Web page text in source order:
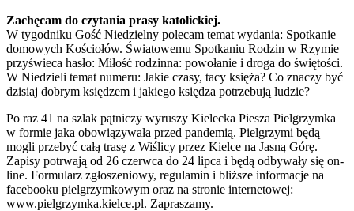
Zachęcam do czytania prasy katolickiej.
W tygodniku Gość Niedzielny polecam temat wydania: Spotkanie
domowych Kościołów. Światowemu Spotkaniu Rodzin w Rzymie
przyświeca hasło: Miłość rodzinna: powołanie i droga do świętości.
W Niedzieli temat numeru: Jakie czasy, tacy księża? Co znaczy być
dzisiaj dobrym księdzem i jakiego księdza potrzebują ludzie?
Po raz 41 na szlak pątniczy wyruszy Kielecka Piesza Pielgrzymka
w formie jaka obowiązywała przed pandemią. Pielgrzymi będą
mogli przebyć całą trasę z Wiślicy przez Kielce na Jasną Górę.
Zapisy potrwają od 26 czerwca do 24 lipca i będą odbywały się on-
line. Formularz zgłoszeniowy, regulamin i bliższe informacje na
facebooku pielgrzymkowym oraz na stronie internetowej:
www.pielgrzymka.kielce.pl. Zapraszamy.